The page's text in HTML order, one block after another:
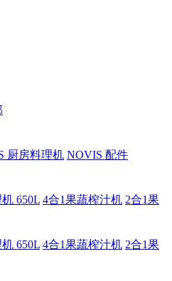
厨房料理机 NOVIS 配件
650L 4合1果蔬榨汁机 2合1果
650L 4合1果蔬榨汁机 2合1果